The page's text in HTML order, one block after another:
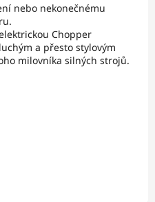
nebo nekonečnému
Chopper
a přesto stylovým
milovníka silných strojů.